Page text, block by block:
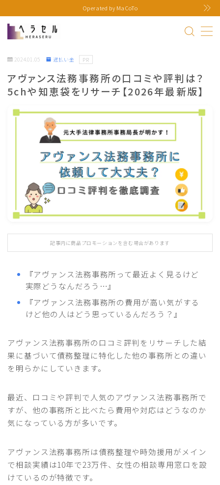
Operated by MaCoTo
MENU
ヘラセル運営者情報
プライバシーポリシー
お問い合わせ
2024.01.05 過払い金 PR
アヴァンス法務事務所の口コミや評判は？
5chや知恵袋をリサーチ【2026年最新版】
記事内に商品プロモーションを含む場合があります
『アヴァンス法務事務所って最近よく見るけど
実際どうなんだろう…』
『アヴァンス法務事務所の費用が高い気がする
けど他の人はどう思っているんだろう？』
アヴァンス法務事務所の口コミ評判をリサーチした結
果に基づいて債務整理に特化した他の事務所との違い
を明らかにしていきます。
最近、口コミや評判で人気のアヴァンス法務事務所で
すが、他の事務所と比べたら費用や対応はどうなのか
気になっている方が多いです。
アヴァンス法務事務所は債務整理や時効援用がメイン
で相談実績は10年で23万件、女性の相談専用窓口を設
けているのが特徴です。